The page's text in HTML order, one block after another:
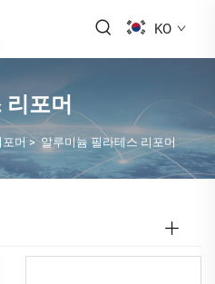
KO
리포머
포머 > 알루미늄 필라테스 리포머